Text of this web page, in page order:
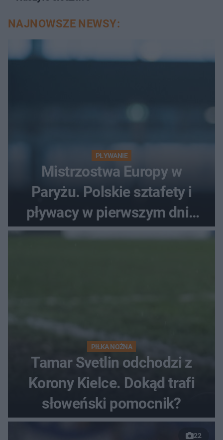
NAJNOWSZE NEWSY:
PŁYWANIE
Mistrzostwa Europy w
Paryżu. Polskie sztafety i
pływacy w pierwszym dniu
finałów
PIŁKA NOŻNA
Tamar Svetlin odchodzi z
Korony Kielce. Dokąd trafi
słoweński pomocnik?
22